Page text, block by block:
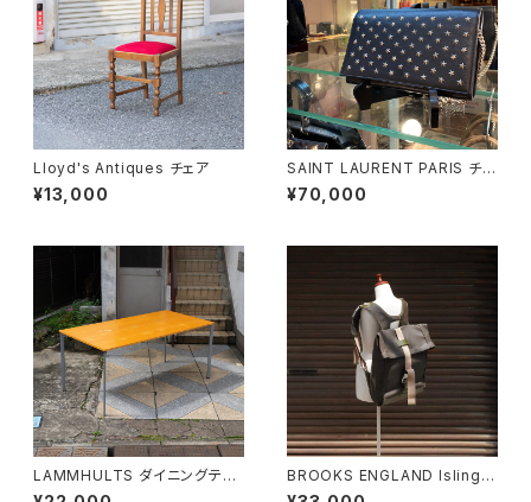
Lloyd's Antiques チェア
¥13,000
SAINT LAURENT PARIS チェ
ーンショルダーウォレット
¥70,000
LAMMHULTS ダイニングテー
ブル
BROOKS ENGLAND Islingto
n Rucksack